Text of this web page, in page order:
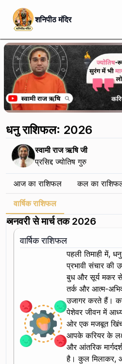
शनिपीठ मंदिर
धनु राशिफल: 2026
स्वामी राज ऋषि जी
प्रसिद्द ज्योतिष गुरु
आज का राशिफल कल का
वार्षिक राशिफल
जनवरी से मार्च तक 2026
वार्षिक राशिफल
पहली तिमाही में,
प्रभावी संचार की
बुध और सूर्य मकर
तर्क और आत्म-
उजागर करते हैं।
पेशेवर जीवन में
ओर एक मजबूत
आपके करियर के
और आंतरिक
है। कुल मिलाकर,